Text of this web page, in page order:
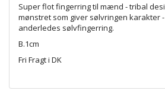
Super flot fingerring til mænd - tribal
mønstret som giver sølvringen karakter
anderledes sølvfingerring.
B.1cm
Fri Fragt i DK